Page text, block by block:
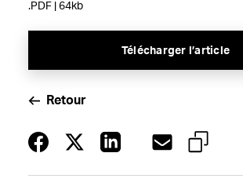
.PDF | 64kb
Télécharger l’article
Retour